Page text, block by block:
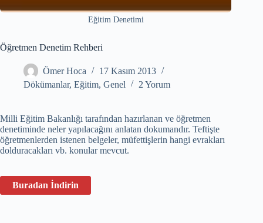
Eğitim Denetimi
Öğretmen Denetim Rehberi
Ömer Hoca
17 Kasım 2013
Dökümanlar, Eğitim, Genel 2 Yorum
Milli Eğitim Bakanlığı tarafından hazırlanan ve öğretmen
denetiminde neler yapılacağını anlatan dokumandır. Teftişte
öğretmenlerden istenen belgeler, müfettişlerin hangi evrakları
dolduracakları vb. konular mevcut.
Buradan İndirin